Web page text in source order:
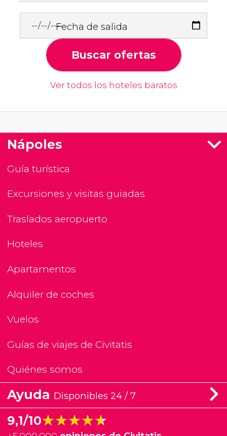
Fecha de salida
Buscar ofertas
Ver todos los hoteles baratos
Nápoles
Guía turística
Excursiones y visitas guiadas
Traslados aeropuerto
Hoteles
Apartamentos
Alquiler de coches
Vuelos
Guías de viajes de Civitatis
Quiénes somos
Ayuda Disponibles 24 / 7
9,1/10★★★★★
★★★★★